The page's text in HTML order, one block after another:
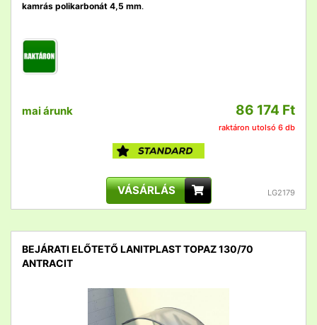
kamrás polikarbonát 4,5 mm.
mai árunk 86 174 Ft
raktáron utolsó 6 db
VÁSÁRLÁS LG2179
BEJÁRATI ELŐTETŐ LANITPLAST TOPAZ 130/70
ANTRACIT